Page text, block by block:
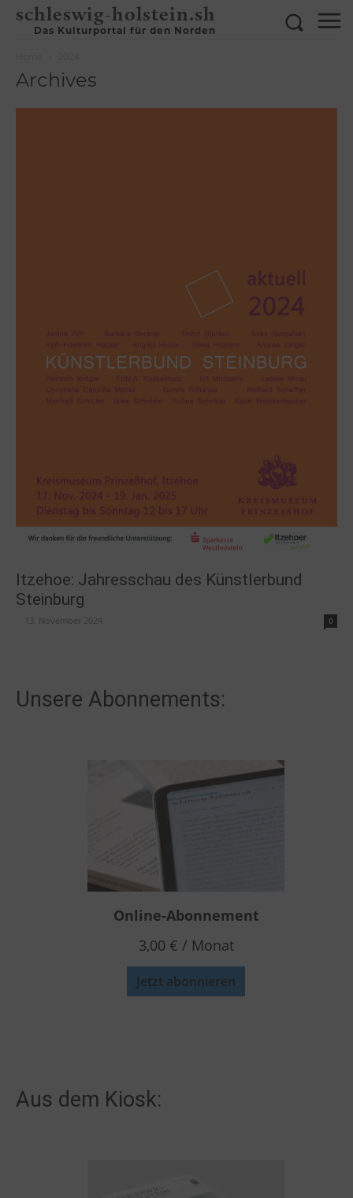
schleswig-holstein.sh
Das Kulturportal für den Norden
Archives
Itzehoe: Jahresschau des Künstlerbund
Steinburg
13. November 2024 0
Unsere Abonnements:
Online-Abonnement
3,00 € / Monat
Jetzt abonnieren
Aus dem Kiosk: